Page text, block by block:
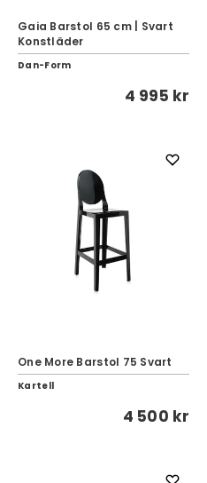
Gaia Barstol 65 cm | Svart
Konstläder
Dan-Form
4 995 kr
One More Barstol 75 Svart
Kartell
4 500 kr